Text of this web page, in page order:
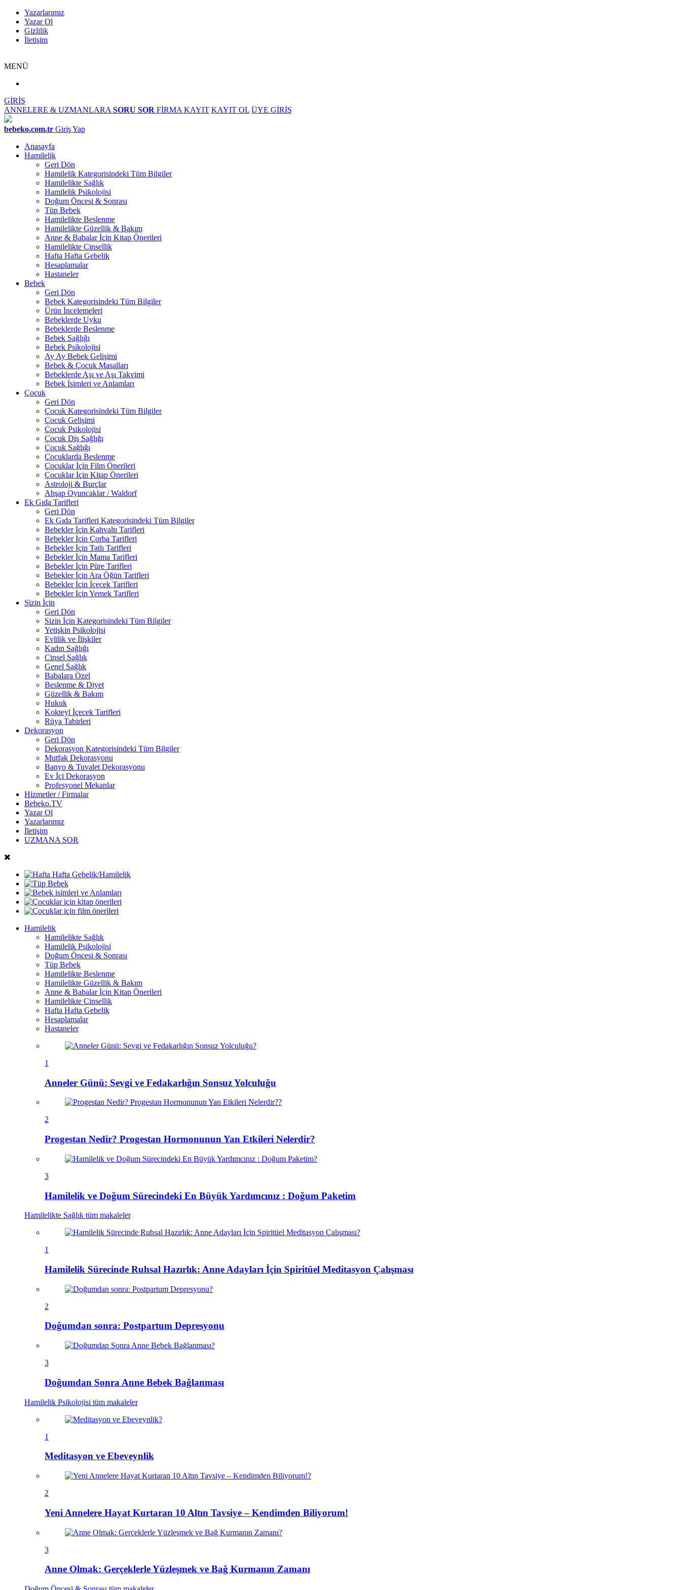
Yazarlarımız
Yazar Ol
Gizlilik
İletişim
MENÜ
GİRİŞ
ANNELERE & UZMANLARA SORU SOR FİRMA KAYIT KAYIT OL ÜYE GİRİŞ
bebeko.com.tr Giriş Yap
Anasayfa
Hamilelik
Geri Dön
Hamilelik Kategorisindeki Tüm Bilgiler
Hamilelikte Sağlık
Hamilelik Psikolojisi
Doğum Öncesi & Sonrası
Tüp Bebek
Hamilelikte Beslenme
Hamilelikte Güzellik & Bakım
Anne & Babalar İçin Kitap Önerileri
Hamilelikte Cinsellik
Hafta Hafta Gebelik
Hesaplamalar
Hastaneler
Bebek
Geri Dön
Bebek Kategorisindeki Tüm Bilgiler
Ürün İncelemeleri
Bebeklerde Uyku
Bebeklerde Beslenme
Bebek Sağlığı
Bebek Psikolojisi
Ay Ay Bebek Gelişimi
Bebek & Çocuk Masalları
Bebeklerde Aşı ve Aşı Takvimi
Bebek İsimleri ve Anlamları
Çocuk
Geri Dön
Çocuk Kategorisindeki Tüm Bilgiler
Çocuk Gelişimi
Çocuk Psikolojisi
Çocuk Diş Sağlığı
Çocuk Sağlığı
Çocuklarda Beslenme
Çocuklar İçin Film Önerileri
Çocuklar İçin Kitap Önerileri
Astroloji & Burçlar
Ahşap Oyuncaklar / Waldorf
Ek Gıda Tarifleri
Geri Dön
Ek Gıda Tarifleri Kategorisindeki Tüm Bilgiler
Bebekler İçin Kahvaltı Tarifleri
Bebekler İçin Çorba Tarifleri
Bebekler İçin Tatlı Tarifleri
Bebekler İçin Mama Tarifleri
Bebekler İçin Püre Tarifleri
Bebekler İçin Ara Öğün Tarifleri
Bebekler İçin İçecek Tarifleri
Bebekler İçin Yemek Tarifleri
Sizin İçin
Geri Dön
Sizin İçin Kategorisindeki Tüm Bilgiler
Yetişkin Psikolojisi
Evlilik ve İlişkiler
Kadın Sağlığı
Cinsel Sağlık
Genel Sağlık
Babalara Özel
Beslenme & Diyet
Güzellik & Bakım
Hukuk
Kokteyl İçecek Tarifleri
Rüya Tabirleri
Dekorasyon
Geri Dön
Dekorasyon Kategorisindeki Tüm Bilgiler
Mutfak Dekorasyonu
Banyo & Tuvalet Dekorasyonu
Ev İçi Dekorasyon
Profesyonel Mekanlar
Hizmetler / Firmalar
Bebeko.TV
Yazar Ol
Yazarlarımız
İletişim
UZMANA SOR
Hamilelik
Hamilelikte Sağlık
Hamilelik Psikolojisi
Doğum Öncesi & Sonrası
Tüp Bebek
Hamilelikte Beslenme
Hamilelikte Güzellik & Bakım
Anne & Babalar İçin Kitap Önerileri
Hamilelikte Cinsellik
Hafta Hafta Gebelik
Hesaplamalar
Hastaneler
1
Anneler Günü: Sevgi ve Fedakarlığın Sonsuz Yolculuğu
2
Progestan Nedir? Progestan Hormonunun Yan Etkileri Nelerdir?
3
Hamilelik ve Doğum Sürecindeki En Büyük Yardımcınız : Doğum Paketim
Hamilelikte Sağlık tüm makaleler
1
Hamilelik Sürecinde Ruhsal Hazırlık: Anne Adayları İçin Spiritüel Meditasyon Çalışması
2
Doğumdan sonra: Postpartum Depresyonu
3
Doğumdan Sonra Anne Bebek Bağlanması
Hamilelik Psikolojisi tüm makaleler
1
Meditasyon ve Ebeveynlik
2
Yeni Annelere Hayat Kurtaran 10 Altın Tavsiye – Kendimden Biliyorum!
3
Anne Olmak: Gerçeklerle Yüzleşmek ve Bağ Kurmanın Zamanı